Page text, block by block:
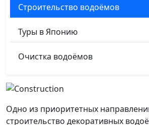
Строительство водоёмов
Туры в Японию
Очистка водоёмов
Одно из приоритетных
строительство декоративных